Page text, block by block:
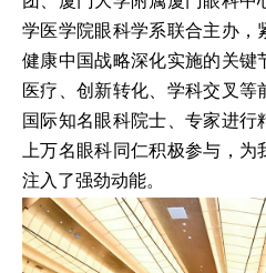
学医学院眼科学系联合主办，
健康中国战略深化实施的关键
医疗、创新转化、学科交叉等
国际知名眼科院士、专家进行
上万名眼科同仁积极参与，
注入了强劲动能。